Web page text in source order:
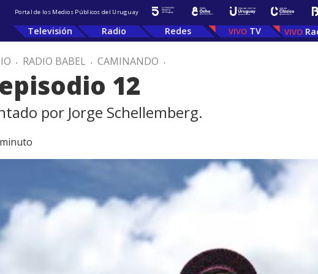
Portal de los Medios Públicos del Uruguay
Televisión Radio Redes TV
. RADIO BABEL . CAMINANDO .
12
por Jorge Schellemberg.
minuto